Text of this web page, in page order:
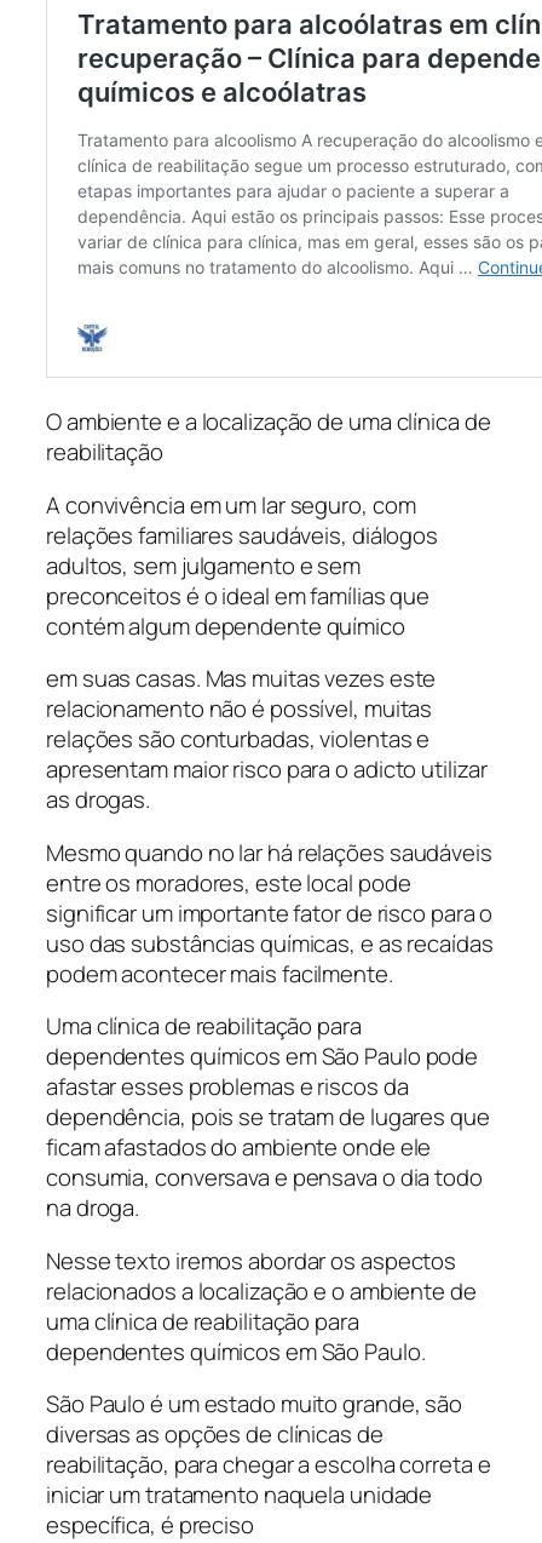
O ambiente e a localização de uma clínica de
reabilitação
A convivência em um lar seguro, com
relações familiares saudáveis, diálogos
adultos, sem julgamento e sem
preconceitos é o ideal em famílias que
contém algum dependente químico
em suas casas. Mas muitas vezes este
relacionamento não é possível, muitas
relações são conturbadas, violentas e
apresentam maior risco para o adicto utilizar
as drogas.
Mesmo quando no lar há relações saudáveis
entre os moradores, este local pode
significar um importante fator de risco para o
uso das substâncias químicas, e as recaídas
podem acontecer mais facilmente.
Uma clínica de reabilitação para
dependentes químicos em São Paulo pode
afastar esses problemas e riscos da
dependência, pois se tratam de lugares que
ficam afastados do ambiente onde ele
consumia, conversava e pensava o dia todo
na droga.
Nesse texto iremos abordar os aspectos
relacionados a localização e o ambiente de
uma clínica de reabilitação para
dependentes químicos em São Paulo.
São Paulo é um estado muito grande, são
diversas as opções de clínicas de
reabilitação, para chegar a escolha correta e
iniciar um tratamento naquela unidade
específica, é preciso